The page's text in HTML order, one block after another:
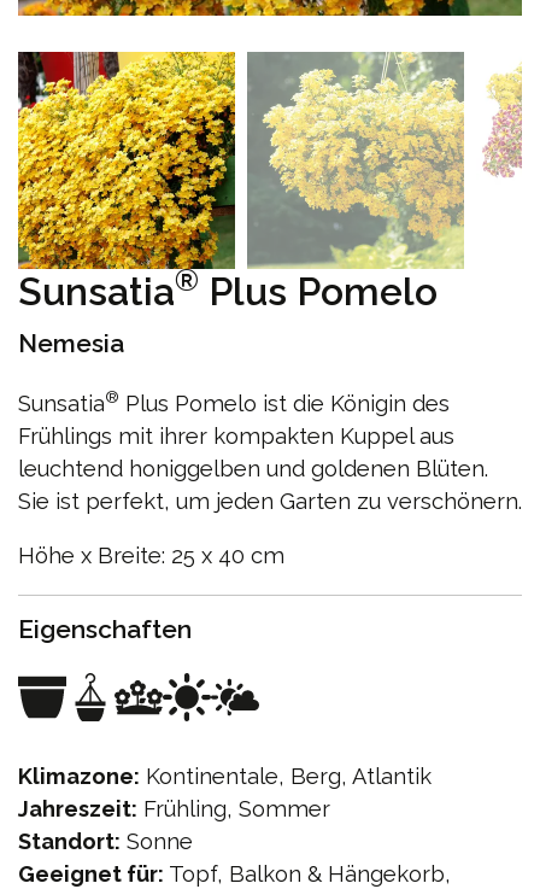
Sunsatia® Plus Pomelo
Nemesia
Sunsatia® Plus Pomelo ist die Königin des
Frühlings mit ihrer kompakten Kuppel aus
leuchtend honiggelben und goldenen Blüten.
Sie ist perfekt, um jeden Garten zu verschönern.
Höhe x Breite: 25 x 40 cm
Eigenschaften
Klimazone: Kontinentale, Berg, Atlantik
Jahreszeit: Frühling, Sommer
Standort: Sonne
Geeignet für: Topf, Balkon & Hängekorb,